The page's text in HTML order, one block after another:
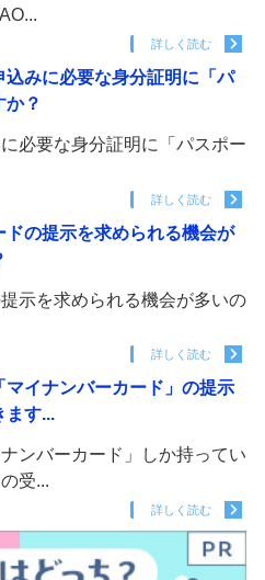
詳しく読む
込みに必要な身分証明に「パ
か？
必要な身分証明に「パスポー
詳しく読む
の提示を求められる機会が
示を求められる機会が多いの
詳しく読む
マイナンバーカード」の提示
ます...
ンバーカード」しか持ってい
受...
詳しく読む